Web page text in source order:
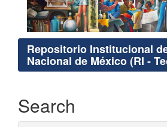
Repositorio Institucional
Nacional de México (RI -
Search